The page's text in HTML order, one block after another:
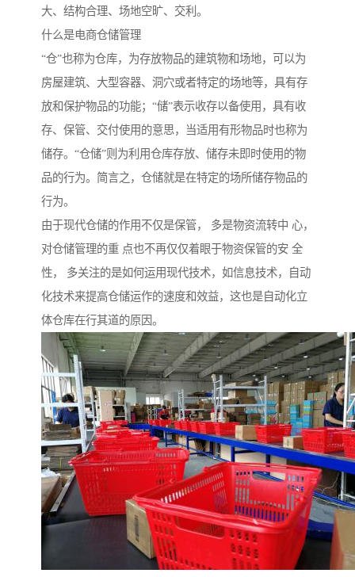
大、结构合理、场地空旷、交利。
什么是电商仓储管理
“仓”也称为仓库，为存放物品的建筑物和场地，可以为
房屋建筑、大型容器、洞穴或者特定的场地等，具有存
放和保护物品的功能；“储”表示收存以备使用，具有收
存、保管、交付使用的意思，当适用有形物品时也称为
储存。“仓储”则为利用仓库存放、储存未即时使用的物
品的行为。简言之，仓储就是在特定的场所储存物品的
行为。
由于现代仓储的作用不仅是保管， 多是物资流转中 心，
对仓储管理的重 点也不再仅仅着眼于物资保管的安 全
性， 多关注的是如何运用现代技术，如信息技术，自动
化技术来提高仓储运作的速度和效益，这也是自动化立
体仓库在行其道的原因。